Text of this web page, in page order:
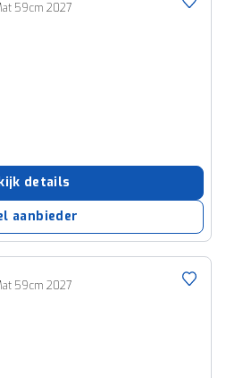
59cm 2027
details
aanbieder
59cm 2027